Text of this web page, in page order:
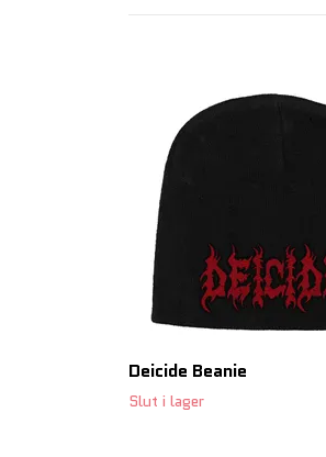
Deicide Beanie
Slut i lager